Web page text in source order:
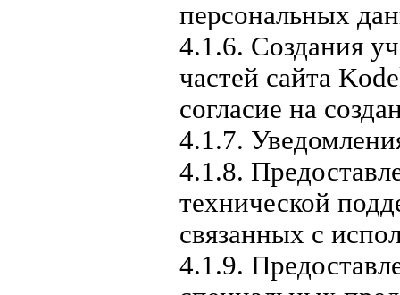
персональных
4.1.6. Создания
частей сайта
согласие на
4.1.7.
4.1.8.
технической
связанных с
4.1.9.